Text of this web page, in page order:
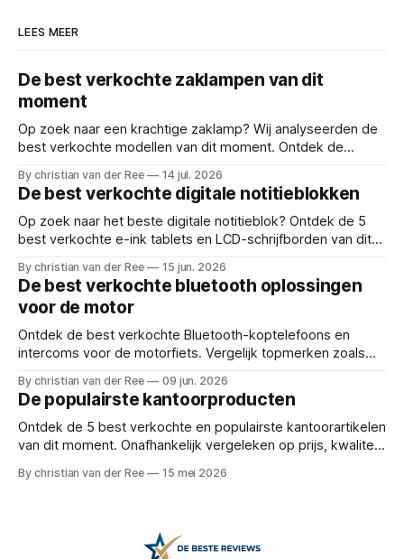
LEES MEER
De best verkochte zaklampen van dit
moment
Op zoek naar een krachtige zaklamp? Wij analyseerden de
best verkochte modellen van dit moment. Ontdek de
voor: oplaadbare led lamp, looplamp, zaklamp kopen,
krachtige zaklantaarn, tactische zaklamp, beste survival
lamp, uv licht urine detector,
By christian van der Ree 14 jul. 2026
De best verkochte digitale notitieblokken
Op zoek naar het beste digitale notitieblok? Ontdek de 5
best verkochte e-ink tablets en LCD-schrijfborden van dit
deals voor: digitaal notitieblok, e-ink tablet, elektronisch
schrijfblok, digitaal notitieboek, herbruikbaar notitieboek,
pape
By christian van der Ree 15 jun. 2026
De best verkochte bluetooth oplossingen
voor de motor
Ontdek de best verkochte Bluetooth-koptelefoons en
intercoms voor de motorfiets. Vergelijk topmerken zoals
Reviews en deals voor: motor intercom, bluetooth
motorheadset, motor communicatiesysteem, beste motor
headset, cardo spirit, ejeas v6 pro, lex
By christian van der Ree 09 jun. 2026
De populairste kantoorproducten
Ontdek de 5 best verkochte en populairste kantoorartikelen
van dit moment. Onafhankelijk vergeleken op prijs, kwaliteit
bureau accessoires, kantoorbenodigdheden, thuiswerkplek
By christian van der Ree 15 mei 2026